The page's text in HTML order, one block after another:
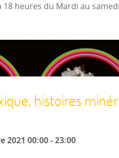
18 heures du Mardi au
histoires
2021 00:00-23:00